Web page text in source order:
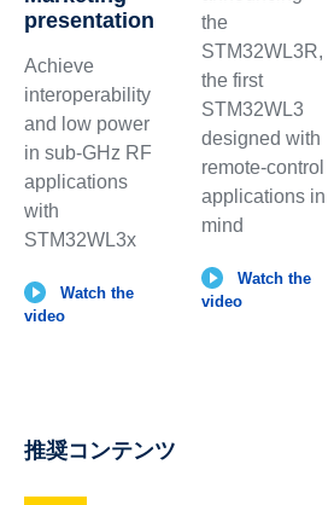
presentation
Achieve
interoperability
and low power
in sub-GHz RF
applications
with
STM32WL3x
Watch the
video
the
STM32WL3R,
the first
STM32WL3
designed with
remote-control
applications in
mind
Watch the
video
推奨コンテンツ